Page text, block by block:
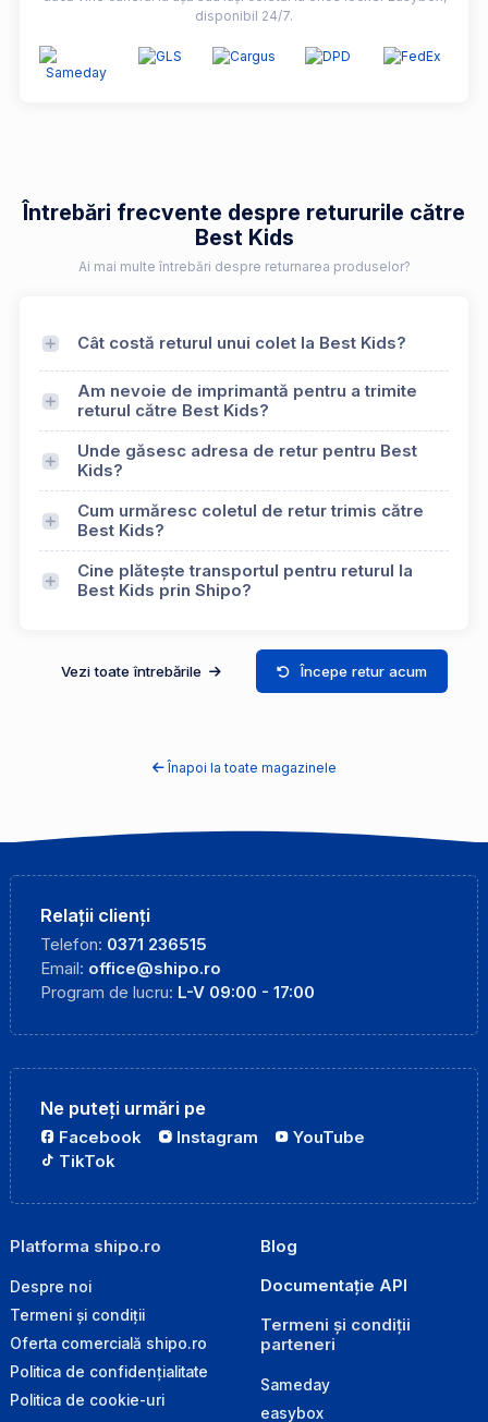
disponibil 24/7.
Întrebări frecvente despre retururile către
Best Kids
Ai mai multe întrebări despre returnarea produselor?
Cât costă returul unui colet la Best Kids?
Am nevoie de imprimantă pentru a trimite
returul către Best Kids?
Unde găsesc adresa de retur pentru Best
Kids?
Cum urmăresc coletul de retur trimis către
Best Kids?
Cine plătește transportul pentru returul la
Best Kids prin Shipo?
Vezi toate întrebările Începe retur acum
Înapoi la toate magazinele
Relații clienți
Telefon: 0371 236515
Email: office@shipo.ro
Program de lucru: L-V 09:00 - 17:00
Ne puteți urmări pe
Facebook Instagram
YouTube
TikTok
Platforma shipo.ro
Despre noi
Termeni și condiții
Oferta comercială shipo.ro
Politica de confidențialitate
Politica de cookie-uri
Blog
Documentație API
Termeni și condiții
parteneri
Sameday
easybox